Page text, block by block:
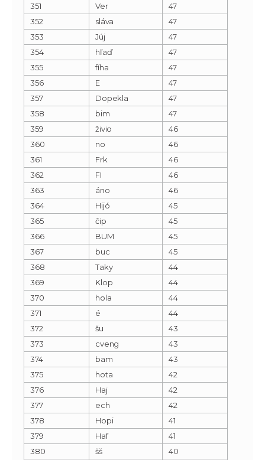
351
Ver
47
352
sláva
47
353
Júj
47
354
hľaď
47
355
fíha
47
356
E
47
357
Dopekla
47
358
bim
47
359
živio
46
360
no
46
361
Frk
46
362
FI
46
363
áno
46
364
Hijó
45
365
čip
45
366
BUM
45
367
buc
45
368
Taky
44
369
Klop
44
370
hola
44
371
é
44
372
šu
43
373
cveng
43
374
bam
43
375
hota
42
376
Haj
42
377
ech
42
378
Hopi
41
379
Haf
41
380
šš
40